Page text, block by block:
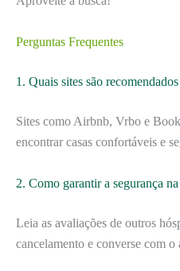
Perguntas Frequentes
1. Quais sites são
Sites como Airbnb, Vrbo e
encontrar casas confortáveis e
2. Como garantir a segurança
Leia as avaliações de outros
cancelamento e converse com o